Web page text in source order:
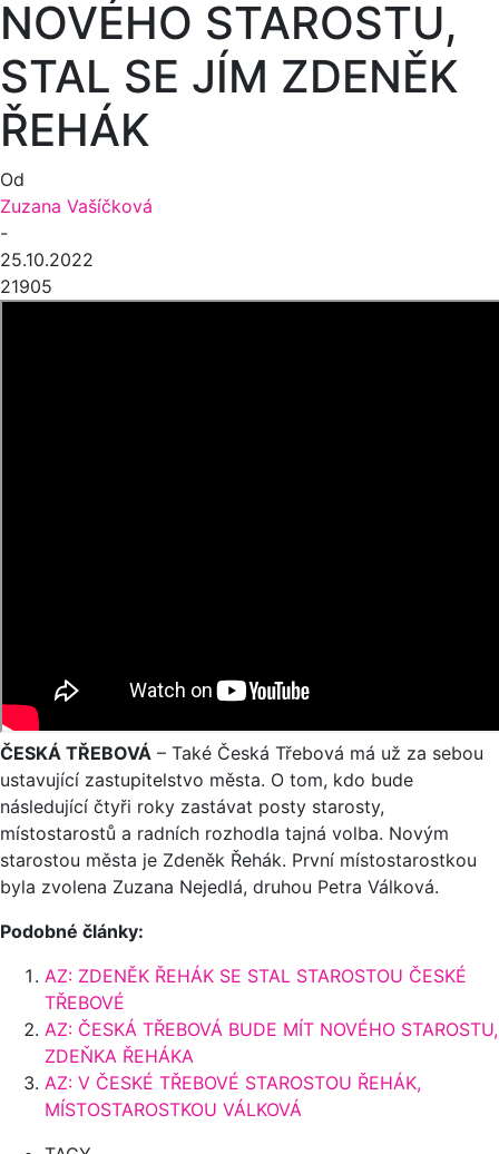
NOVÉHO STAROSTU,
STAL SE JÍM ZDENĚK
ŘEHÁK
Od
Zuzana Vašíčková
-
25.10.2022
21905
ČESKÁ TŘEBOVÁ – Také Česká Třebová má už za sebou
ustavující zastupitelstvo města. O tom, kdo bude
následující čtyři roky zastávat posty starosty,
místostarostů a radních rozhodla tajná volba. Novým
starostou města je Zdeněk Řehák. První místostarostkou
byla zvolena Zuzana Nejedlá, druhou Petra Válková.
Podobné články:
AZ: ZDENĚK ŘEHÁK SE STAL STAROSTOU ČESKÉ
TŘEBOVÉ
AZ: ČESKÁ TŘEBOVÁ BUDE MÍT NOVÉHO STAROSTU,
ZDEŇKA ŘEHÁKA
AZ: V ČESKÉ TŘEBOVÉ STAROSTOU ŘEHÁK,
MÍSTOSTAROSTKOU VÁLKOVÁ